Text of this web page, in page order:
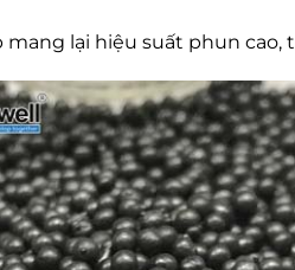
mang lại hiệu suất phun